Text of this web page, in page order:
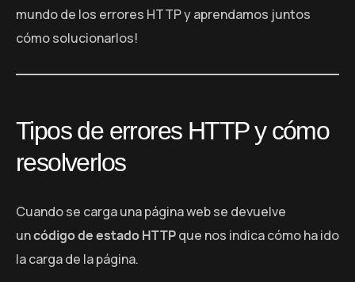
mundo de los errores HTTP y aprendamos juntos
cómo solucionarlos!
Tipos de errores HTTP y cómo
resolverlos
Cuando se carga una página web se devuelve
uncódigo de estado HTTPque nos indica cómo ha ido
la carga de la página.